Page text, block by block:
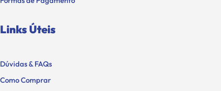
Links Úteis
Dúvidas & FAQs
Como Comprar